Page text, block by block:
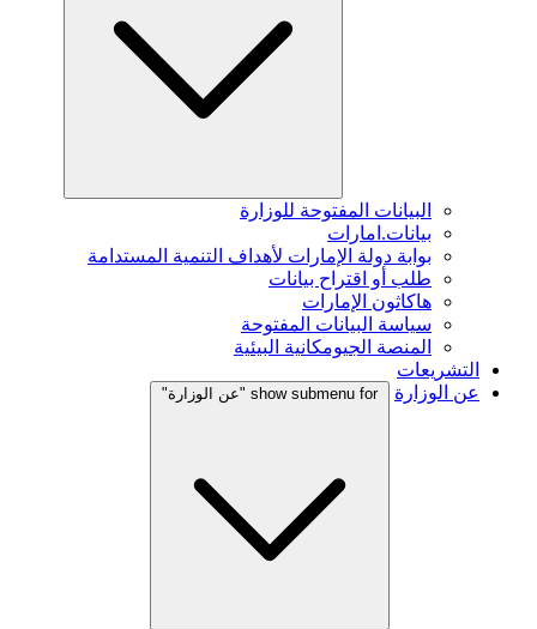
البيانات المفتوحة للوزارة
بيانات.امارات
بوابة دولة الإمارات لأهداف التنمية المستدامة
طلب أو اقتراح بيانات
هاكاثون الإمارات
سياسة البيانات المفتوحة
المنصة الجيومكانية البيئية
التشريعات
عن الوزارة
show submenu for "عن الوزارة"